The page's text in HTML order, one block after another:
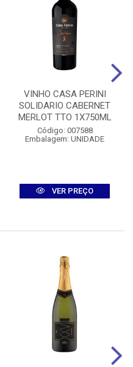
VINHO CASA PERINI
SOLIDARIO CABERNET
MERLOT TTO 1X750ML
Código: 007588
Embalagem: UNIDADE
VER PREÇO